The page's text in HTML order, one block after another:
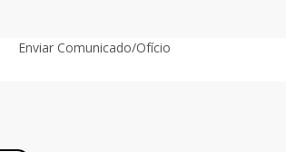
Enviar Comunicado/Ofício